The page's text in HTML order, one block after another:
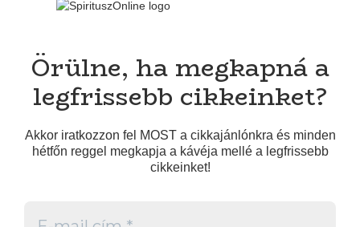
Örülne, ha megkapná a
legfrissebb cikkeinket?
Akkor iratkozzon fel MOST a cikkajánlónkra és minden
hétfőn reggel megkapja a kávéja mellé a legfrissebb
cikkeinket!